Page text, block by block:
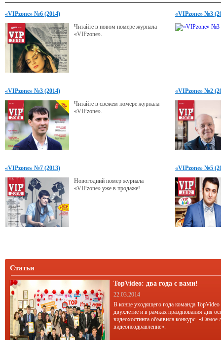
«VIPzone» №6 (2014)
Читайте в новом номере журнала
«VIPzone».
«VIPzone» №3
«VIPzone» №3 (2014)
Читайте в свежем номере журнала
«VIPzone».
«VIPzone» №2
«VIPzone» №7 (2013)
Новогодний номер журнала
«VIPzone» уже в продаже!
«VIPzone» №5
Статьи
TopVideo: два года с вами!
22.03.2014
В конце уходящего года команда TopVideo
двухлетие и в рамках празднования дня
видеохостинга объявила конкурс -«Самое
видеопоздравление».